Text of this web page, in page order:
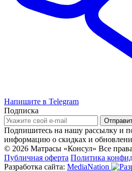
Напишите в Telegram
Подписка
Подпишитесь на нашу рассылку и
информацию о скидках и
© 2026 Матрасы «Консул» Все
Публичная оферта Политика
Разработка сайта: MediaNation